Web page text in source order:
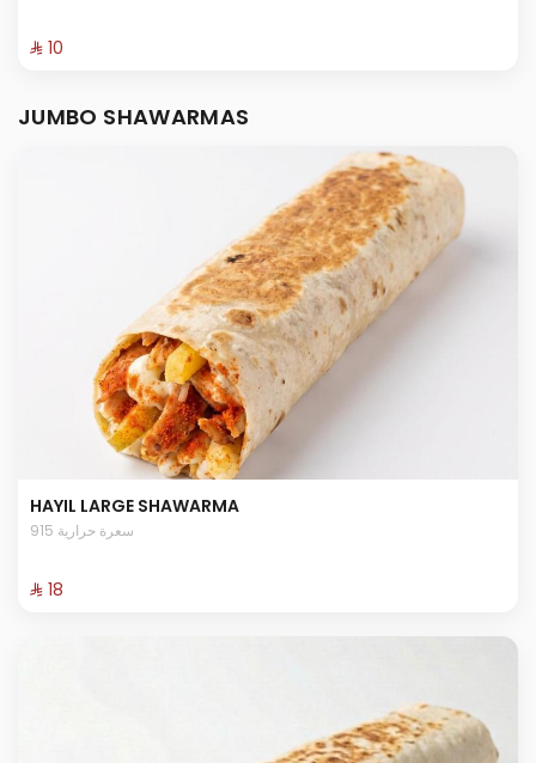
⁨⁦‪‬ 10⁩
JUMBO SHAWARMAS
HAYIL LARGE SHAWARMA
915 سعرة حرارية
⁨⁦‪‬ 18⁩